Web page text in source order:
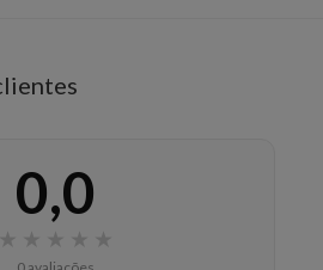
coloração para 60ml
nos cabelos
0,0